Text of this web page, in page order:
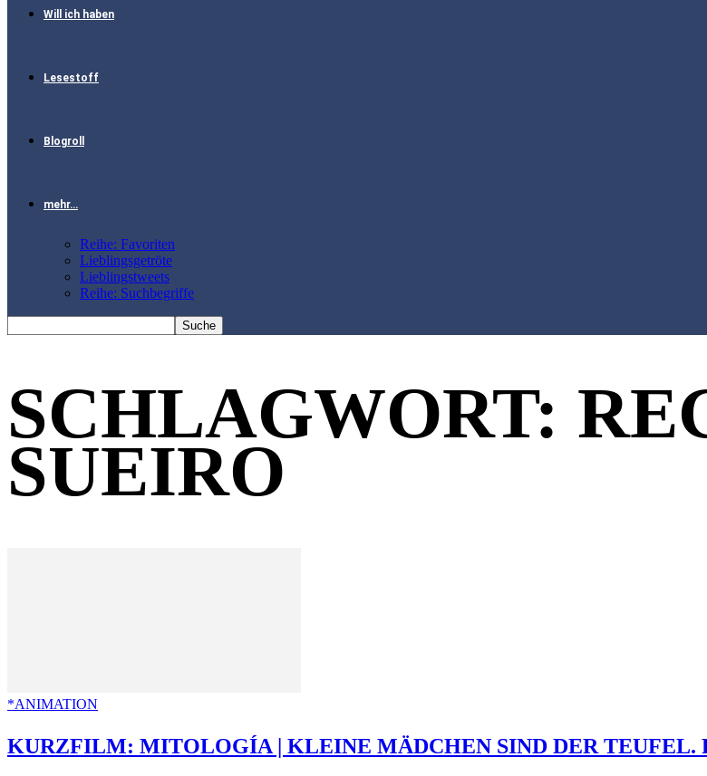
Will ich haben
Lesestoff
Blogroll
mehr…
Reihe: Favoriten
Lieblingsgetröte
Lieblingstweets
Reihe: Suchbegriffe
SCHLAGWORT:
SUEIRO
*ANIMATION
KURZFILM: MITOLOGÍA | KLEINE MÄDCHEN SIND DER TEUFEL.